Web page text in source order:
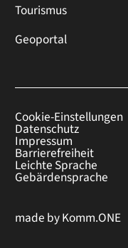
Tourismus
Geoportal
Cookie-Einstellungen
Datenschutz
Impressum
Barrierefreiheit
Leichte Sprache
Gebärdensprache
made byKomm.ONE